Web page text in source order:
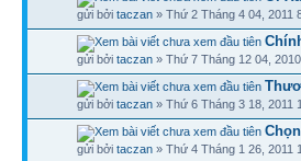
gửi bởi taczan » Thứ 2 Tháng 4 04, 2011
gửi bởi taczan » Thứ 7 Tháng 12 04,
gửi bởi taczan » Thứ 6 Tháng 3 18, 2011
gửi bởi taczan » Thứ 4 Tháng 1 26, 2011